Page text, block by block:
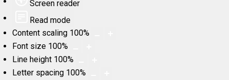
Screen reader
Read mode
Content scaling 100%
Font size 100%
Line height 100%
Letter spacing 100%